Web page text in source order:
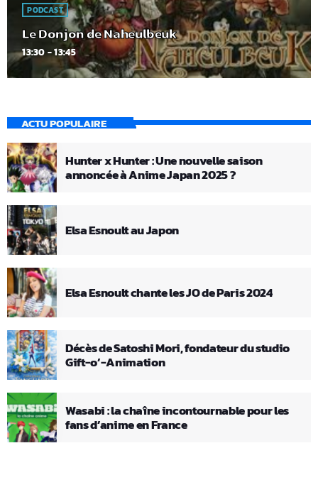
PODCAST
Le Donjon de Naheulbeuk
13:30 - 13:45
ACTU POPULAIRE
Hunter x Hunter : Une nouvelle saison
annoncée à Anime Japan 2025 ?
Elsa Esnoult au Japon
Elsa Esnoult chante les JO de Paris 2024
Décès de Satoshi Mori, fondateur du studio
Gift-o’-Animation
Wasabi : la chaîne incontournable pour les
fans d’anime en France